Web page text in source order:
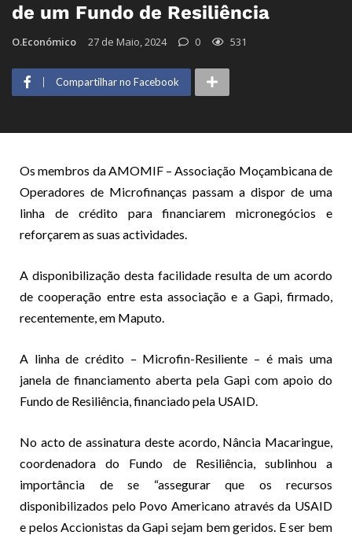
de um Fundo de Resiliência
O.Económico 27 de Maio, 2024 0 531
Compartilhar no Facebook
Os membros da AMOMIF – Associação Moçambicana de
Operadores de Microfinanças passam a dispor de uma
linha de crédito para financiarem micronegócios e
reforçarem as suas actividades.
A disponibilização desta facilidade resulta de um acordo
de cooperação entre esta associação e a Gapi, firmado,
recentemente, em Maputo.
A linha de crédito – Microfin-Resiliente – é mais uma
janela de financiamento aberta pela Gapi com apoio do
Fundo de Resiliência, financiado pela USAID.
No acto de assinatura deste acordo, Nância Macaringue,
coordenadora do Fundo de Resiliência, sublinhou a
importância de se “assegurar que os recursos
disponibilizados pelo Povo Americano através da USAID
e pelos Accionistas da Gapi sejam bem geridos. E ser bem